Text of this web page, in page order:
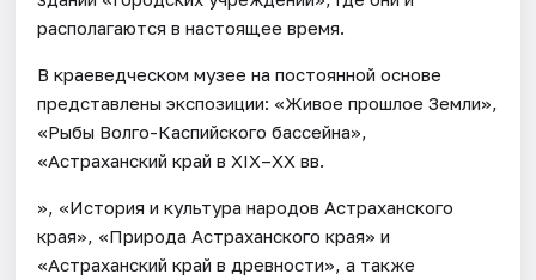
располагаются в настоящее время.
В краеведческом музее на постоянной основе
представлены экспозиции: «Живое прошлое Земли»,
«Рыбы Волго-Каспийского бассейна»,
«Астраханский край в XIX–XX вв.
», «История и культура народов Астраханского
края», «Природа Астраханского края» и
«Астраханский край в древности», а также